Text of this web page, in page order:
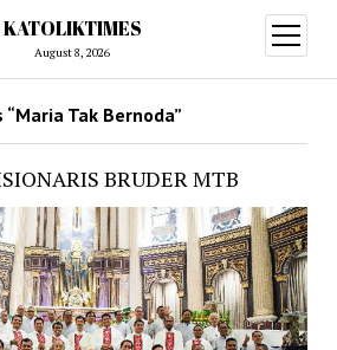
KATOLIKTIMES
August 8, 2026
open
menu
Tak Bernoda”
BRUDER MTB